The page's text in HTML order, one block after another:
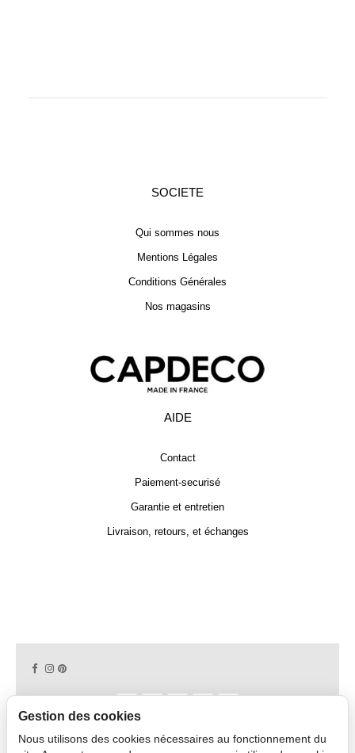
SOCIETE
Qui sommes nous
Mentions Légales
Conditions Générales
Nos magasins
AIDE
Contact
Paiement-securisé
Garantie et entretien
Livraison, retours, et échanges
Gestion des cookies
Nous utilisons des cookies nécessaires au fonctionnement du